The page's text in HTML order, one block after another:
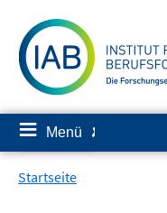
zum
Inhalt
≡ Menü ✘
Startseite